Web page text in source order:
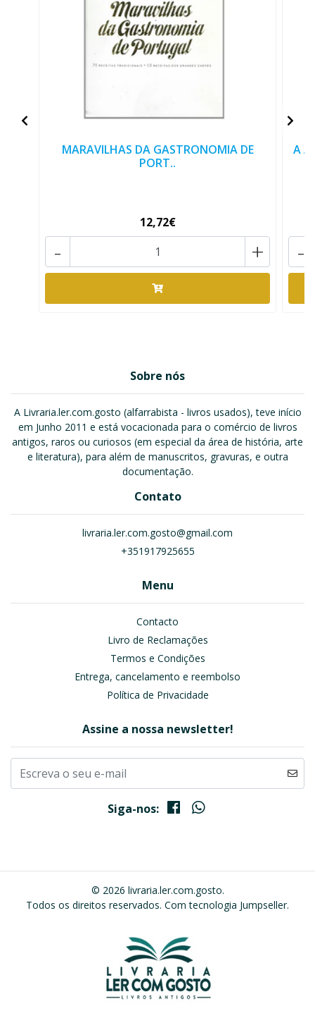
MARAVILHAS DA GASTRONOMIA DE
PORT..
12,72€
+
-
A
-
Sobre nós
A Livraria.ler.com.gosto (alfarrabista - livros usados), teve início
em Junho 2011 e está vocacionada para o comércio de livros
antigos, raros ou curiosos (em especial da área de história, arte
e literatura), para além de manuscritos, gravuras, e outra
documentação.
Contato
livraria.ler.com.gosto@gmail.com
+351917925655
Menu
Contacto
Livro de Reclamações
Termos e Condições
Entrega, cancelamento e reembolso
Política de Privacidade
Assine a nossa newsletter!
Siga-nos:
© 2026 livraria.ler.com.gosto.
Todos os direitos reservados. Com tecnologia Jumpseller.